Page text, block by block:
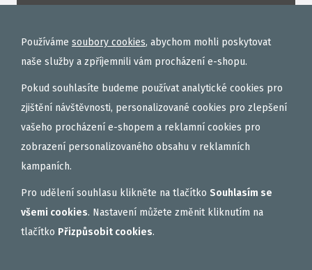
EXTRUDY
VNADÍCÍ, KRMÍTKOVÉ SMĚSI
FEEDER / LEHKÁ KAPRAŘINA
PVA PUNČOCHY A SÁČKY
ZÁTĚŽE, KRMÍTKA
OBLEČENÍ
TEKUTÉ
Používáme soubory cookies, abychom mohli poskytovat
naše služby a zpříjemnili vám procházení e-shopu.
Pokud souhlasíte budeme používat analytické cookies pro
zjištění návštěvnosti, personalizované cookies pro zlepšení
vašeho procházení e-shopem a reklamní cookies pro
zobrazení personalizovaného obsahu v reklamních
kampaních.
Pro udělení souhlasu klikněte na tlačítko Souhlasím se
všemi cookies. Nastavení můžete změnit kliknutím na
tlačítko Přizpůsobit cookies.